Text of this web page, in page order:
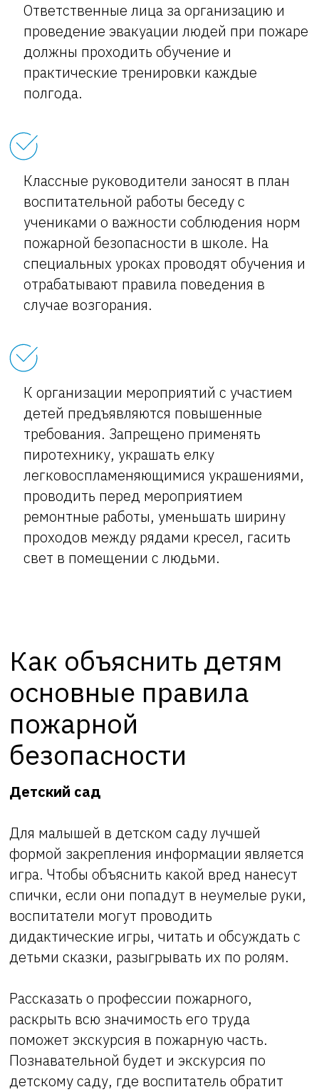
Ответственные лица за организацию и
проведение эвакуации людей при пожаре
должны проходить обучение и
практические тренировки каждые
полгода.
Классные руководители заносят в план
воспитательной работы беседу с
учениками о важности соблюдения норм
пожарной безопасности в школе. На
специальных уроках проводят обучения и
отрабатывают правила поведения в
случае возгорания.
К организации мероприятий с участием
детей предъявляются повышенные
требования. Запрещено применять
пиротехнику, украшать елку
легковоспламеняющимися украшениями,
проводить перед мероприятием
ремонтные работы, уменьшать ширину
проходов между рядами кресел, гасить
свет в помещении с людьми.
Как объяснить детям
основные правила
пожарной
безопасности
Детский сад
Для малышей в детском саду лучшей
формой закрепления информации является
игра. Чтобы объяснить какой вред нанесут
спички, если они попадут в неумелые руки,
воспитатели могут проводить
дидактические игры, читать и обсуждать с
детьми сказки, разыгрывать их по ролям.
Рассказать о профессии пожарного,
раскрыть всю значимость его труда
поможет экскурсия в пожарную часть.
Познавательной будет и экскурсия по
детскому саду, где воспитатель обратит